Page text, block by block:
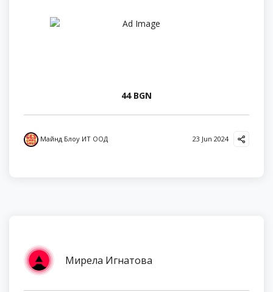
44 BGN
Майнд Блоу ИТ ООД 23 Jun 2024
Мирела Игнатова